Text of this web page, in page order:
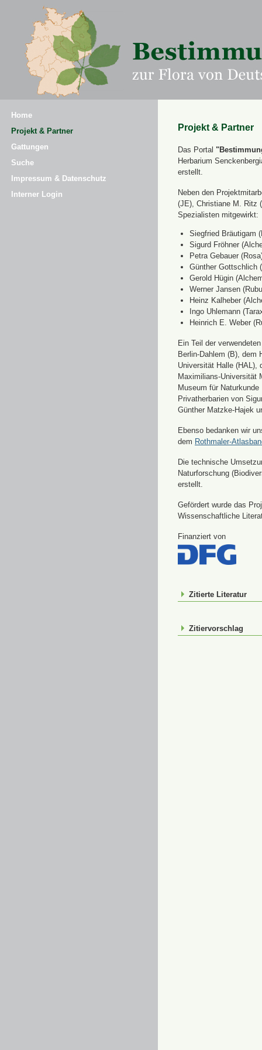
Home
Projekt & Partner
Gattungen
Suche
Impressum & Datenschutz
Interner Login
Projekt & Partner
Das Portal
Herbarium
erstellt.
Neben den
(JE), Christiane M. Ritz
Spezialisten mitgewirkt:
Siegfried Bräutigam
Sigurd Fröhner
Petra Gebauer
Günther Gottschlich
Gerold Hügin
Werner Jansen
Heinz Kalheber
Ingo Uhlemann
Heinrich E. Weber
Ein Teil der
Berlin-Dahlem (B), dem
Universität Halle (HAL),
Maximilians-Universität
Museum für
Privatherbarien von
Günther Matzke-Hajek
Ebenso bedanken wir
dem Rothmaler-
Die technische
Naturforschung
erstellt.
Gefördert wurde das
Wissenschaftliche
Finanziert von
Zitierte Literatur
Zitiervorschlag